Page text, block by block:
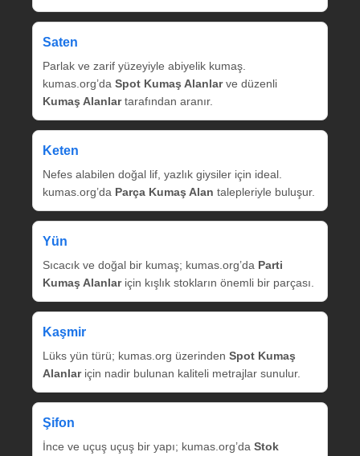
Saten
Parlak ve zarif yüzeyiyle abiyelik kumaş.
kumas.org’da Spot Kumaş Alanlarve düzenli
Kumaş Alanlartarafından aranır.
Keten
Nefes alabilen doğal lif, yazlık giysiler için ideal.
kumas.org’da Parça Kumaş Alan talepleriyle buluşur.
Yün
Sıcacık ve doğal bir kumaş; kumas.org’da Parti
Kumaş Alanlariçin kışlık stokların önemli bir parçası.
Kaşmir
Lüks yün türü; kumas.org üzerinden Spot Kumaş
Alanlariçin nadir bulunan kaliteli metrajlar sunulur.
Şifon
İnce ve uçuş uçuş bir yapı; kumas.org’da Stok